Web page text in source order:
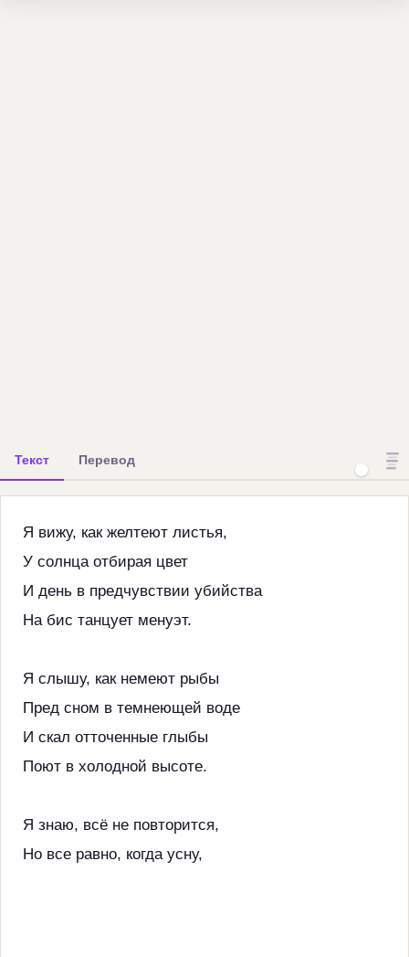
Текст Перевод
Я вижу, как желтеют листья,
У солнца отбирая цвет
И день в предчувствии убийства
На бис танцует менуэт.
Я слышу, как немеют рыбы
Пред сном в темнеющей воде
И скал отточенные глыбы
Поют в холодной высоте.
Я знаю, всё не повторится,
Но все равно, когда усну,